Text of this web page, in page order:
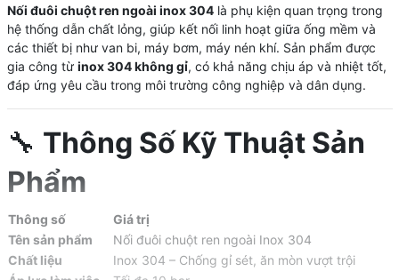
Nối đuôi chuột ren ngoài inox 304là phụ kiện quan trọng trong
hệ thống dẫn chất lỏng, giúp kết nối linh hoạt giữa ống mềm và
các thiết bị như van bi, máy bơm, máy nén khí. Sản phẩm được
gia công từ inox 304 không gỉ, có khả năng chịu áp và nhiệt tốt,
đáp ứng yêu cầu trong môi trường công nghiệp và dân dụng.
🔧 Thông Số Kỹ Thuật Sản
Phẩm
Thông số
Giá trị
Tên sản phẩm
Nối đuôi chuột ren ngoài Inox 304
Chất liệu
Inox 304 – Chống gỉ sét, ăn mòn vượt trội